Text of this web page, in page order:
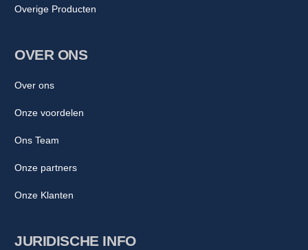
Overige Producten
OVER ONS
Over ons
Onze voordelen
Ons Team
Onze partners
Onze Klanten
JURIDISCHE INFO